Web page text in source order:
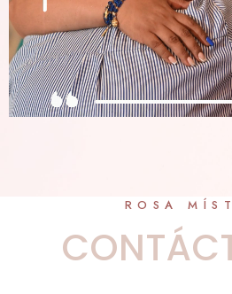
ROSA